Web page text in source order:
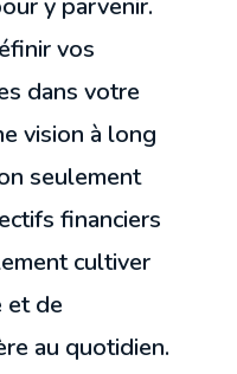
y parvenir.
vos
dans votre
vision à long
seulement
financiers
cultiver
et de
au quotidien.